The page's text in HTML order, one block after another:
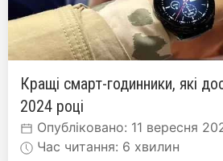
Кращі смарт-годинники, які
2024 році
Опубліковано: 11 вересня
Час читання: 6 хвилин